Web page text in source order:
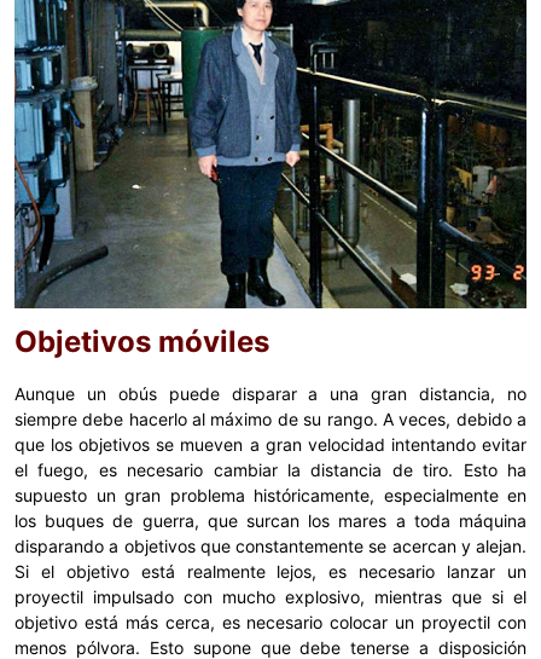
Objetivos móviles
Aunque un obús puede disparar a una gran distancia, no
siempre debe hacerlo al máximo de su rango. A veces, debido a
que los objetivos se mueven a gran velocidad intentando evitar
el fuego, es necesario cambiar la distancia de tiro. Esto ha
supuesto un gran problema históricamente, especialmente en
los buques de guerra, que surcan los mares a toda máquina
disparando a objetivos que constantemente se acercan y alejan.
Si el objetivo está realmente lejos, es necesario lanzar un
proyectil impulsado con mucho explosivo, mientras que si el
objetivo está más cerca, es necesario colocar un proyectil con
menos pólvora. Esto supone que debe tenerse a disposición